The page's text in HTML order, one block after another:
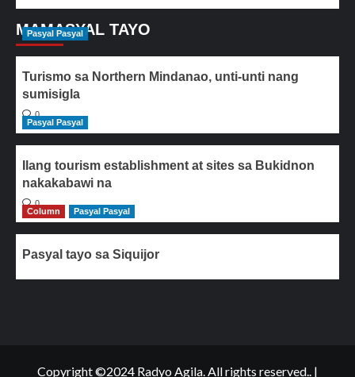
MAMASYAL TAYO
Pasyal Pasyal
Turismo sa Northern Mindanao, unti-unti nang
sumisigla
0
Pasyal Pasyal
Ilang tourism establishment at sites sa Bukidnon
nakakabawi na
0
Column
Pasyal Pasyal
Pasyal tayo sa Siquijor
Copyright ©2024 Radyo Agila. All rights reserved.. |